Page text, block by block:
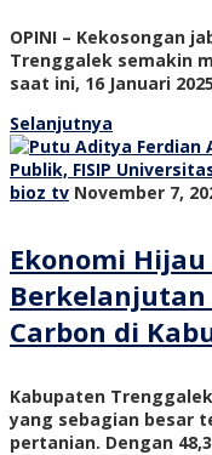
OPINI – Kekosongan
Trenggalek semakin
saat ini, 16 Januari
Selanjutnya
bioz tv November 7,
Ekonomi
Carbon di
Kabupaten
yang sebagian besar
pertanian. Dengan